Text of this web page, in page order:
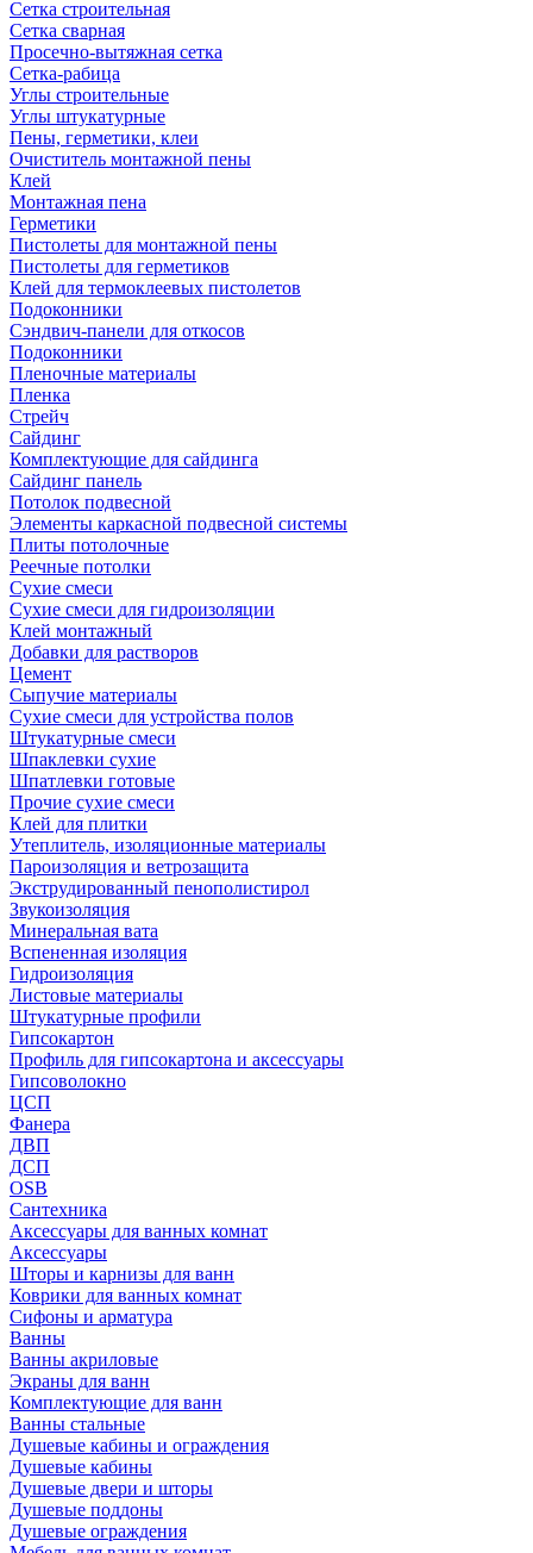
Сетка строительная
Сетка сварная
Просечно-вытяжная сетка
Сетка-рабица
Углы строительные
Углы штукатурные
Пены, герметики, клеи
Очиститель монтажной пены
Клей
Монтажная пена
Герметики
Пистолеты для монтажной пены
Пистолеты для герметиков
Клей для термоклеевых пистолетов
Подоконники
Сэндвич-панели для откосов
Подоконники
Пленочные материалы
Пленка
Стрейч
Сайдинг
Комплектующие для сайдинга
Сайдинг панель
Потолок подвесной
Элементы каркасной подвесной системы
Плиты потолочные
Реечные потолки
Сухие смеси
Сухие смеси для гидроизоляции
Клей монтажный
Добавки для растворов
Цемент
Сыпучие материалы
Сухие смеси для устройства полов
Штукатурные смеси
Шпаклевки сухие
Шпатлевки готовые
Прочие сухие смеси
Клей для плитки
Утеплитель, изоляционные материалы
Пароизоляция и ветрозащита
Экструдированный пенополистирол
Звукоизоляция
Минеральная вата
Вспененная изоляция
Гидроизоляция
Листовые материалы
Штукатурные профили
Гипсокартон
Профиль для гипсокартона и аксессуары
Гипсоволокно
ЦСП
Фанера
ДВП
ДСП
OSB
Сантехника
Аксессуары для ванных комнат
Аксессуары
Шторы и карнизы для ванн
Коврики для ванных комнат
Сифоны и арматура
Ванны
Ванны акриловые
Экраны для ванн
Комплектующие для ванн
Ванны стальные
Душевые кабины и ограждения
Душевые кабины
Душевые двери и шторы
Душевые поддоны
Душевые ограждения